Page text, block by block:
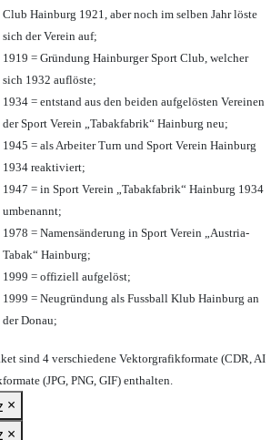
Club Hainburg 1921, aber noch im selben Jahr löste
sich der Verein auf;
1919 = Gründung Hainburger Sport Club, welcher
sich 1932 auflöste;
1934 = entstand aus den beiden aufgelösten Vereinen
der Sport Verein „Tabakfabrik“ Hainburg neu;
1945 = als Arbeiter Turn und Sport Verein Hainburg
1934 reaktiviert;
1947 = in Sport Verein „Tabakfabrik“ Hainburg 1934
umbenannt;
1978 = Namensänderung in Sport Verein „Austria-
Tabak“ Hainburg;
1999 = offiziell aufgelöst;
1999 = Neugründung als Fussball Klub Hainburg an
der Donau;
sind 4 verschiedene Vektorgrafikformate (CDR, AI
(JPG, PNG, GIF) enthalten.
×
×